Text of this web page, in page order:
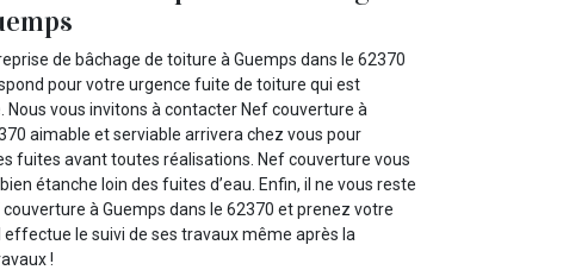
de bâchage de toiture à Guemps dans le 62370
pour votre urgence fuite de toiture qui est
Nous vous invitons à contacter Nef couverture à
aimable et serviable arrivera chez vous pour
fuites avant toutes réalisations. Nef couverture vous
étanche loin des fuites d’eau. Enfin, il ne vous reste
couverture à Guemps dans le 62370 et prenez votre
effectue le suivi de ses travaux même après la
!